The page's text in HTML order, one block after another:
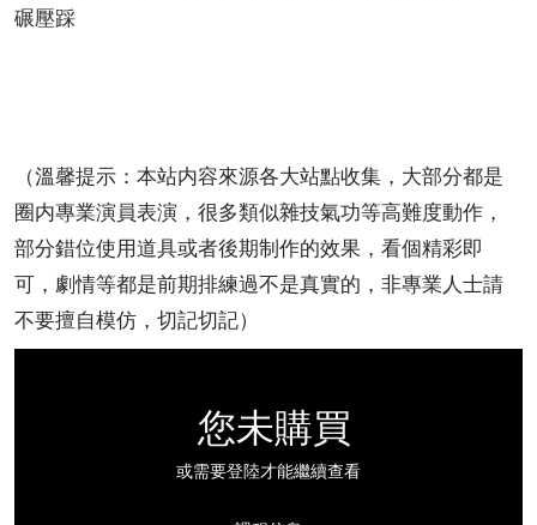
碾壓踩
（溫馨提示：本站内容來源各大站點收集，大部分都是
圈内專業演員表演，很多類似雜技氣功等高難度動作，
部分錯位使用道具或者後期制作的效果，看個精彩即
可，劇情等都是前期排練過不是真實的，非專業人士請
不要擅自模仿，切記切記）
您未購買
或需要登陸才能繼續查看